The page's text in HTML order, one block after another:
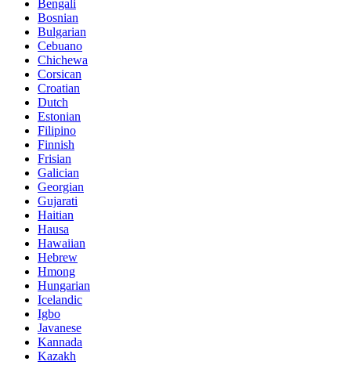
Bengali
Bosnian
Bulgarian
Cebuano
Chichewa
Corsican
Croatian
Dutch
Estonian
Filipino
Finnish
Frisian
Galician
Georgian
Gujarati
Haitian
Hausa
Hawaiian
Hebrew
Hmong
Hungarian
Icelandic
Igbo
Javanese
Kannada
Kazakh